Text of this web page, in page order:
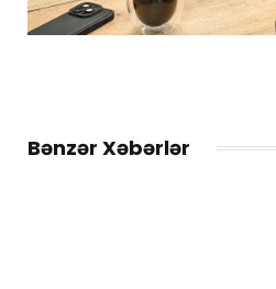
Bənzər Xəbərlər